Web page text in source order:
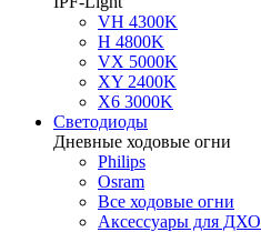
VH 4300K
H 4800K
VX 5000K
XY 2400K
X6 3000K
Светодиоды
Дневные ходовые огни
Philips
Osram
Все ходовые огни
Аксессуары для ДХО